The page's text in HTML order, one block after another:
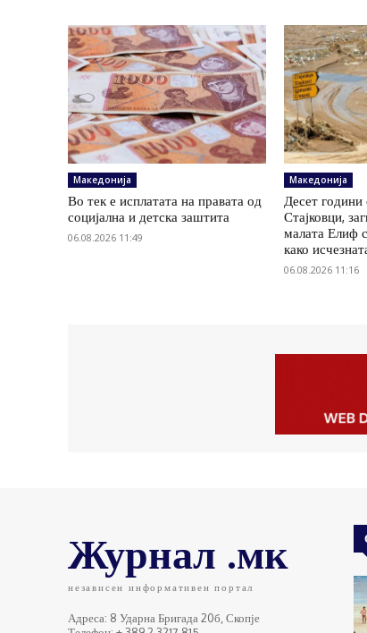
Македонија
Во тек е исплатата на правата од
социјална и детска заштита
06.08.2026 11:49
Македонија
Десет години
Стајковци,
малата Елиф
како
06.08.2026 11:16
Журнал .мк
независен информативен портал
Адреса: 8 Ударна Бригада 20б, Скопје